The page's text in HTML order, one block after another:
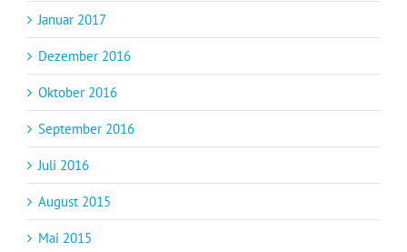
Januar 2017
Dezember 2016
Oktober 2016
September 2016
Juli 2016
August 2015
Mai 2015